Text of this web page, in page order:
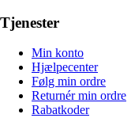
Tjenester
Min konto
Hjælpecenter
Følg min ordre
Returnér min ordre
Rabatkoder